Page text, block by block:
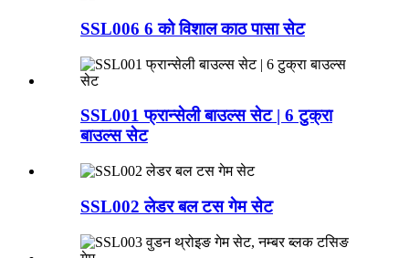
SSL006 6 को विशाल काठ पासा सेट
SSL001 फ्रान्सेली बाउल्स सेट | 6 टुक्रा
बाउल्स सेट
SSL002 लेडर बल टस गेम सेट